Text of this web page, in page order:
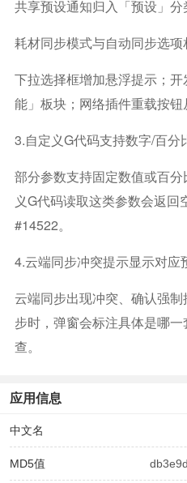
共享预设通知归入「预设」分
耗材同步模式与自动同步选
下拉选择框增加悬浮提示；
能」板块；网络插件重载按钮
3.自定义G代码支持数字/百分
部分参数支持固定数值或百
义G代码读取这类参数会返
#14522。
4.云端同步冲突提示显示对应
云端同步出现冲突、确认强
步时，弹窗会标注具体是哪
查。
应用信息
中文名
MD5值